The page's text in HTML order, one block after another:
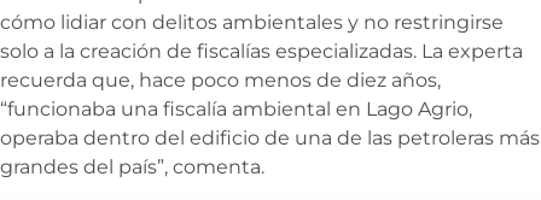
cómo lidiar con delitos ambientales y no restringirse
solo a la creación de fiscalías especializadas. La experta
recuerda que, hace poco menos de diez años,
“funcionaba una fiscalía ambiental en Lago Agrio,
operaba dentro del edificio de una de las petroleras más
grandes del país”, comenta.